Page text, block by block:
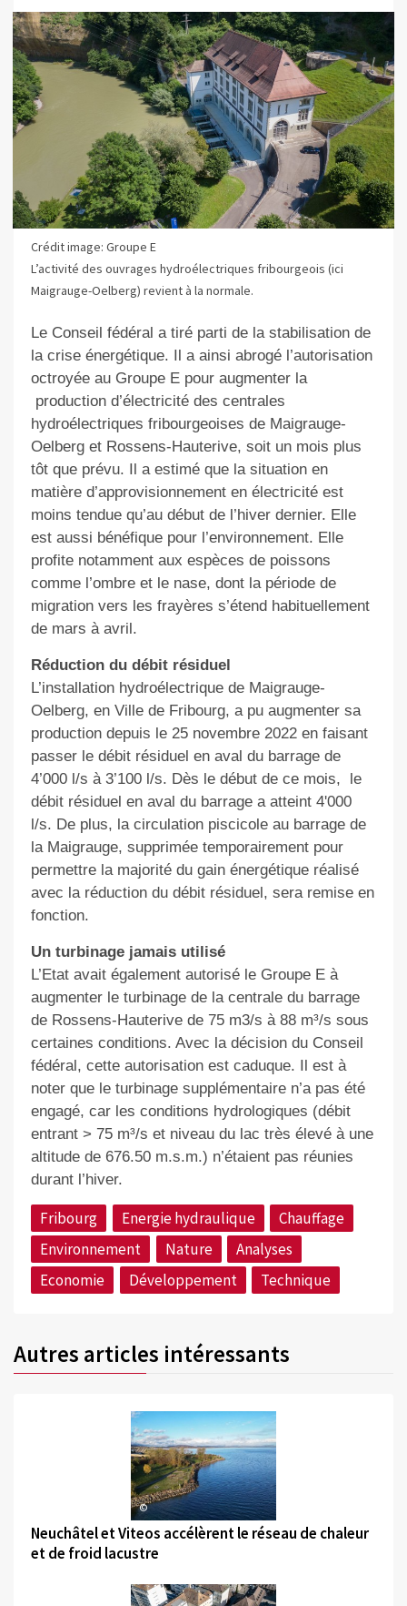
Crédit image: Groupe E
L’activité des ouvrages hydroélectriques fribourgeois (ici
Maigrauge-Oelberg) revient à la normale.
Le Conseil fédéral a tiré parti de la stabilisation de
la crise énergétique. Il a ainsi abrogé l’autorisation
octroyée au Groupe E pour augmenter la
production d’électricité des centrales
hydroélectriques fribourgeoises de Maigrauge-
Oelberg et Rossens-Hauterive, soit un mois plus
tôt que prévu. Il a estimé que la situation en
matière d’approvisionnement en électricité est
moins tendue qu’au début de l’hiver dernier. Elle
est aussi bénéfique pour l’environnement. Elle
profite notamment aux espèces de poissons
comme l’ombre et le nase, dont la période de
migration vers les frayères s’étend habituellement
de mars à avril.
Réduction du débit résiduel
L’installation hydroélectrique de Maigrauge-
Oelberg, en Ville de Fribourg, a pu augmenter sa
production depuis le 25 novembre 2022 en faisant
passer le débit résiduel en aval du barrage de
4’000 l/s à 3’100 l/s. Dès le début de ce mois,
le
débit résiduel en aval du barrage a atteint 4'000
l/s. De plus, la circulation piscicole au barrage de
la Maigrauge, supprimée temporairement pour
permettre la majorité du gain énergétique réalisé
avec la réduction du débit résiduel, sera remise en
fonction.
Un turbinage jamais utilisé
L’Etat avait également autorisé le Groupe E à
augmenter le turbinage de la centrale du barrage
de Rossens-Hauterive de 75 m3/s à 88 m³/s sous
certaines conditions. Avec la décision du Conseil
fédéral, cette autorisation est caduque. Il est à
noter que le turbinage supplémentaire n’a pas été
engagé, car les conditions hydrologiques (débit
entrant > 75 m³/s et niveau du lac très élevé à une
altitude de 676.50 m.s.m.) n’étaient pas réunies
durant l’hiver.
Fribourg Energie hydraulique
Chauffage
Environnement
Nature
Analyses
Economie
Développement Technique
Autres articles intéressants
©
Neuchâtel et Viteos accélèrent le réseau de chaleur
et de froid lacustre